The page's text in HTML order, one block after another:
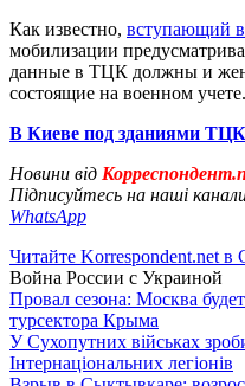
Как известно, вступающий в
мобилизации
данные в ТЦК должны и
состоящие на военном учете.
В Киеве под зданиями
Новини від
Підписуйтесь на наші
WhatsApp
Читайте Korrespondent.net в
Война России с Украиной
Провал сезона: Москва
турсектора Крыма
У Сухопутних військах
Інтернаціональних легіонів